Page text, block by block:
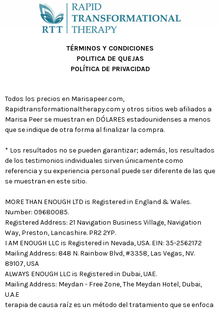
TÉRMINOS Y CONDICIONES
POLITICA DE QUEJAS
POLÍTICA DE PRIVACIDAD
Todos los precios en Marisapeer.com,
Rapidtransformationaltherapy.com y otros sitios web afiliados a
Marisa Peer se muestran en DÓLARES estadounidenses a menos
que se indique de otra forma al finalizar la compra.
* Los resultados no se pueden garantizar; además, los resultados
de los testimonios individuales sirven únicamente como
referencia y su experiencia personal puede ser diferente de las que
se muestran en este sitio.
MORE THAN ENOUGH LTD is Registered in England & Wales.
Number: 09680085.
Registered Address: 21 Navigation Business Village, Navigation
Way, Preston, Lancashire. PR2 2YP.
I AM ENOUGH LLC is Registered in Nevada, USA. EIN: 35-2562172
Mailing Address: 848 N. Rainbow Blvd, #3358, Las Vegas, NV.
89107, USA
ALWAYS ENOUGH LLC is Registered in Dubai, UAE.
Mailing Address: Meydan - Free Zone, The Meydan Hotel, Dubai,
U.A.E
terapia de causa raíz es un método del tratamiento que se enfoca